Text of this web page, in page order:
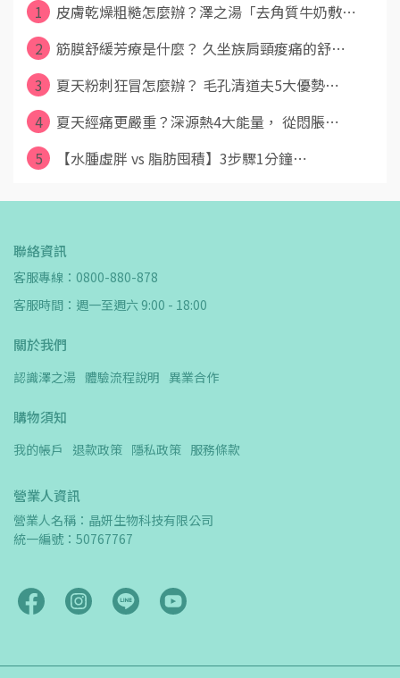
1
皮膚乾燥粗糙怎麼辦？澤之湯「去角質牛奶敷⋯
2
筋膜舒緩芳療是什麼？ 久坐族肩頸痠痛的舒⋯
3
夏天粉刺狂冒怎麼辦？ 毛孔清道夫5大優勢⋯
4
夏天經痛更嚴重？深源熱4大能量， 從悶脹⋯
5
【水腫虛胖 vs 脂肪囤積】3步驟1分鐘⋯
聯絡資訊
客服專線：0800-880-878
客服時間：週一至週六 9:00 - 18:00
關於我們
認識澤之湯 體驗流程說明 異業合作
購物須知
我的帳戶 退款政策 隱私政策 服務條款
營業人資訊
營業人名稱：晶妍生物科技有限公司
統一編號：50767767